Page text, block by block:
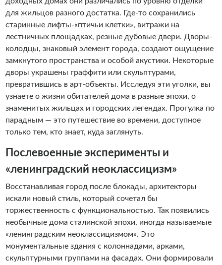
для жильцов разного достатка. Где-то сохранились
старинные лифты-«птичьи клетки», витражи на
лестничных площадках, резные дубовые двери. Дворы-
колодцы, знаковый элемент города, создают ощущение
замкнутого пространства и особой акустики. Некоторые
дворы украшены граффити или скульптурами,
превратившись в арт-объекты. Исследуя эти уголки, вы
узнаете о жизни обитателей дома в разные эпохи, о
знаменитых жильцах и городских легендах. Прогулка по
парадным — это путешествие во времени, доступное
только тем, кто знает, куда заглянуть.
Послевоенные эксперименты и
«ленинградский неоклассицизм»
Восстанавливая город после блокады, архитекторы
искали новый стиль, который сочетал бы
торжественность с функциональностью. Так появились
необычные дома сталинской эпохи, иногда называемые
«ленинградским неоклассицизмом». Это
монументальные здания с колоннадами, арками,
скульптурными группами на фасадах. Они формировали